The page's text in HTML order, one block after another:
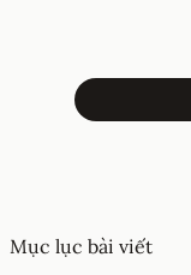
Mục lục bài viết